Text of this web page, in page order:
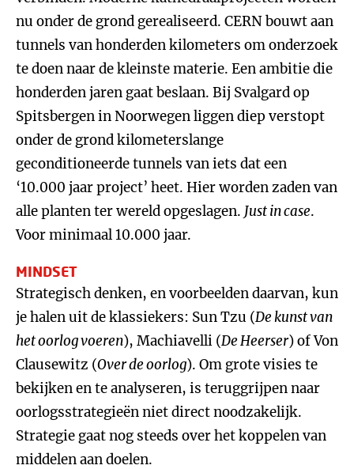
nu onder de grond gerealiseerd. CERN bouwt aan
tunnels van honderden kilometers om onderzoek
te doen naar de kleinste materie. Een ambitie die
honderden jaren gaat beslaan. Bij Svalgard op
Spitsbergen in Noorwegen liggen diep verstopt
onder de grond kilometerslange
geconditioneerde tunnels van iets dat een
‘10.000 jaar project’ heet. Hier worden zaden van
alle planten ter wereld opgeslagen. Just in case.
Voor minimaal 10.000 jaar.
MINDSET
Strategisch denken, en voorbeelden daarvan, kun
je halen uit de klassiekers: Sun Tzu (De kunst van
het oorlog voeren), Machiavelli (De Heerser) of Von
Clausewitz (Over de oorlog). Om grote visies te
bekijken en te analyseren, is teruggrijpen naar
oorlogsstrategieën niet direct noodzakelijk.
Strategie gaat nog steeds over het koppelen van
middelen aan doelen.